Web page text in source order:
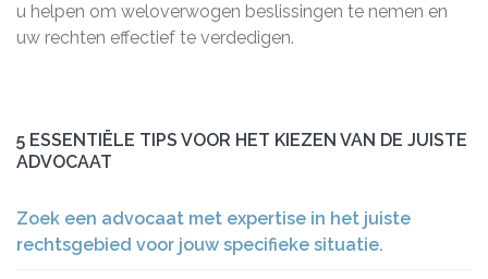
u helpen om weloverwogen beslissingen te nemen en
uw rechten effectief te verdedigen.
5 ESSENTIËLE TIPS VOOR HET KIEZEN VAN DE JUISTE
ADVOCAAT
Zoek een advocaat met expertise in het juiste
rechtsgebied voor jouw specifieke situatie.